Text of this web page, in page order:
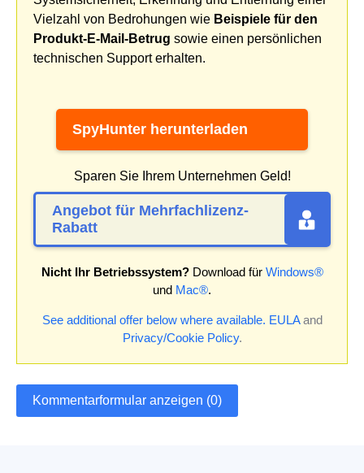
Vielzahl von Bedrohungen wie Beispiele für den
Produkt-E-Mail-Betrug sowie einen persönlichen
technischen Support erhalten.
SpyHunter herunterladen
Sparen Sie Ihrem Unternehmen Geld!
Angebot für Mehrfachlizenz-
Rabatt
Nicht Ihr Betriebssystem?Download für Windows®
und Mac®.
See additional offer below where available. EULAand
Privacy/Cookie Policy.
Kommentarformular anzeigen (0)